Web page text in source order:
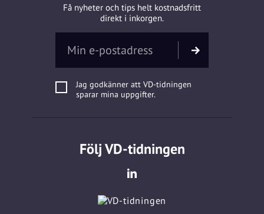
Få nyheter och tips helt kostnadsfritt
direkt i inkorgen.
Jag godkänner att VD-tidningen
sparar mina uppgifter.
Följ VD-tidningen